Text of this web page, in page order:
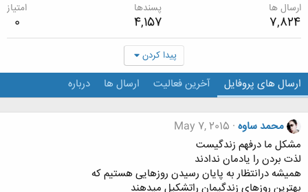
ارسال ها
7,824
پسندها
4,157
امتیاز
0
پیدا کردن
ارسال های پروفایل آخرین فعالیت ارسال ها درباره
محمد ساوه May 7, 2015
ﻣﺸﮑﻞ ﻣﺎ ﺩﺭﻓﻬﻢ ﺯﻧﺪﮔﯿﺴﺖ
ﻟﺬﺕ ﺑﺮﺩﻥ ﺭﺍ ﯾﺎﺩﻣﺎﻥ ﻧﺪﺍﺩﻧﺪ
ﻫﻤﯿﺸﻪ ﺩﺭﺍﻧﺘﻈﺎﺭ ﺑﻪ ﭘﺎﯾﺎﻥ ﺭﺳﯿﺪﻥ ﺭﻭﺯﻫﺎﯾﯽ ﻫﺴﺘﯿﻢ ﮐﻪ
ﺑﻬﺘﺮﯾﻦ ﺭﻭﺯﻫﺎﯼ ﺯﻧﺪﮔﯿﻤﺎﻥ ﺭﺍﺗﺸﮑﯿﻞ ﻣﯿﺪﻫﻨﺪ